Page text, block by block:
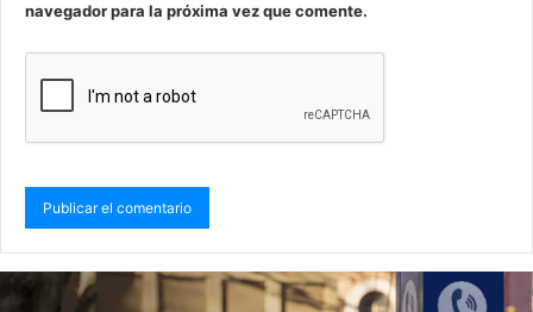
navegador para la próxima vez que comente.